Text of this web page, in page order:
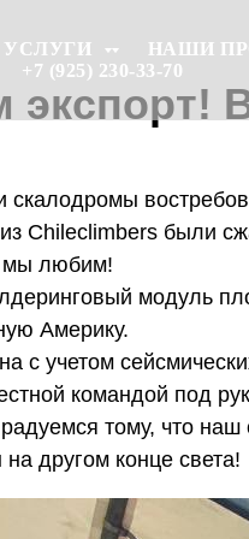
УСЛУГИ НАШИ
+7 (925) 230-33-70
экспорт!
скалодромы
Сhileclimbers были
мы любим!
модуль
Америку.
с учетом
командой под
тому, что
другом конце света!
УСЛУГИ НАШИ
+7 (925) 230-33-70